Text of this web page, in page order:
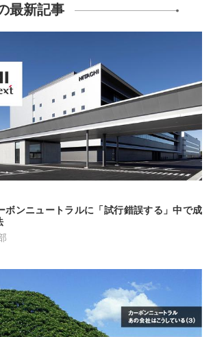
最新記事
ボンニュートラルに「試行錯誤する」中で成